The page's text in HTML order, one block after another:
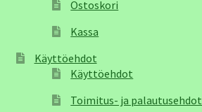
Ostoskori
Kassa
Käyttöehdot
Käyttöehdot
Toimitus- ja palautusehdot